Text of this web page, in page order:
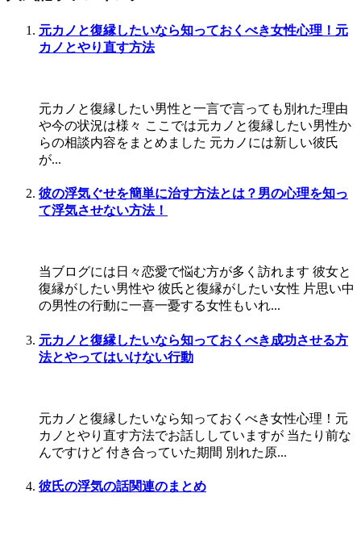
元カノと復縁したいなら知っておくべき女性心理！元
カノとやり直す方法
元カノと復縁したい男性と一言で言っても別れた理由
や今の状況は様々 ここでは元カノと復縁したい男性か
らの相談内容をまとめました 元カノには新しい彼氏
が...
彼の浮気ぐせを簡単に治す方法とは？男の心理を知っ
て浮気させない方法！
当ブログには日々恋愛で悩む方が多く訪れます 彼女と
復縁がしたい男性や 彼氏と復縁がしたい女性 片思い中
の男性の行動に一喜一憂する女性もいれ...
元カノと復縁したいなら知っておくべき成功させる方
法とやってはいけない行動
元カノと復縁したいなら知っておくべき女性心理！元
カノとやり直す方法でお話ししていますが 当たり前な
んですけど 付き合っていた期間 別れた原...
彼氏の浮気の話関連のまとめ